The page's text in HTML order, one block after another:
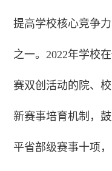
提高学校核心竞争
之一。2022年学校
赛双创活动的院、
新赛事培育机制，
平省部级赛事十项